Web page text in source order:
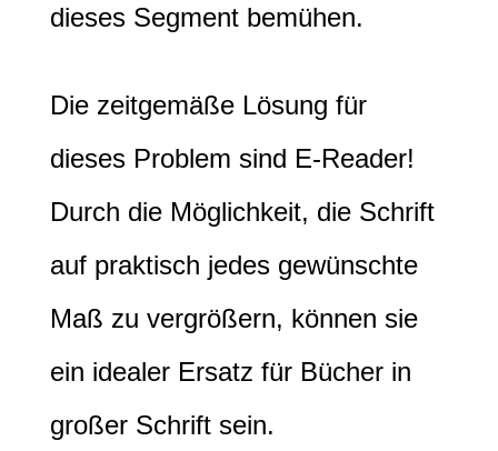
dieses Segment bemühen.
Die zeitgemäße Lösung für
dieses Problem sind E-Reader!
Durch die Möglichkeit, die Schrift
auf praktisch jedes gewünschte
Maß zu vergrößern, können sie
ein idealer Ersatz für Bücher in
großer Schrift sein.